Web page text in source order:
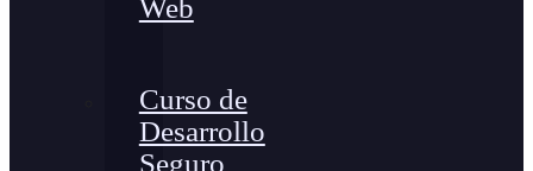
Web
Curso de
Desarrollo
Seguro